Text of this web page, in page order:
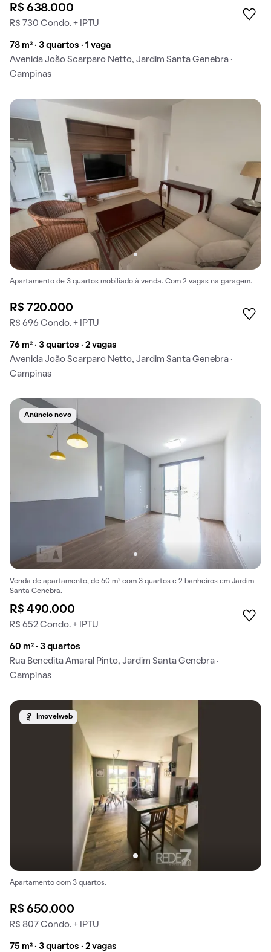
R$ 638.000
R$ 730 Condo. + IPTU
78 m² · 3 quartos · 1 vaga
Avenida João Scarparo Netto, Jardim Santa Genebra ·
Campinas
Apartamento de 3 quartos mobiliado à venda. Com 2 vagas na garagem.
R$ 720.000
R$ 696 Condo. + IPTU
76 m² · 3 quartos · 2 vagas
Avenida João Scarparo Netto, Jardim Santa Genebra ·
Campinas
Anúncio novo
Venda de apartamento, de 60 m² com 3 quartos e 2 banheiros em Jardim
Santa Genebra.
R$ 490.000
R$ 652 Condo. + IPTU
60 m² · 3 quartos
Rua Benedita Amaral Pinto, Jardim Santa Genebra ·
Campinas
Imovelweb
Apartamento com 3 quartos.
R$ 650.000
R$ 807 Condo. + IPTU
75 m² · 3 quartos · 2 vagas